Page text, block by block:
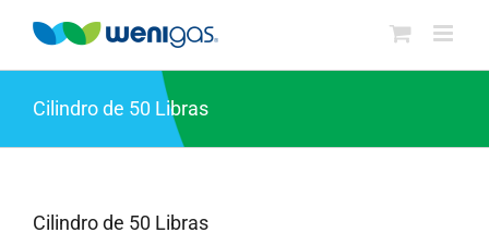
Cilindro de 50 Libras
Cilindro de 50 Libras